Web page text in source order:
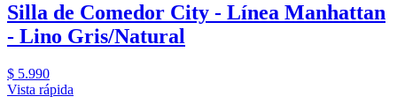
Silla de Comedor City - Línea Manhattan
- Lino Gris/Natural
$ 5.990
Vista rápida